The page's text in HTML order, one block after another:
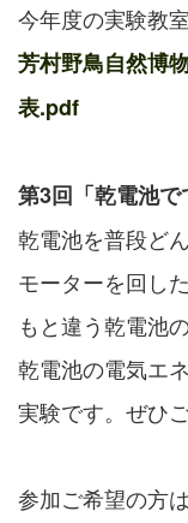
今年度の実験教
芳村野鳥自然博
表.pdf
第3回「乾電池で
乾電池を普段ど
モーターを回し
もと違う乾電池
乾電池の電気エ
実験です。ぜひ
参加ご希望の方